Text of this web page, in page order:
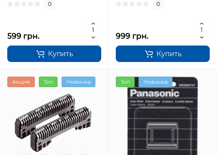
0
599 грн.
Купить
0
999 грн.
Купить
Акция Топ Новинка Топ Новинка